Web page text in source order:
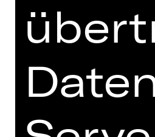
Nachkriegsjahr 1947,
Tabubruch und
Zeit in seiner
Meilenstein der
erkannt – und wird
poetischen und
Regie von Salome
erste Mal in